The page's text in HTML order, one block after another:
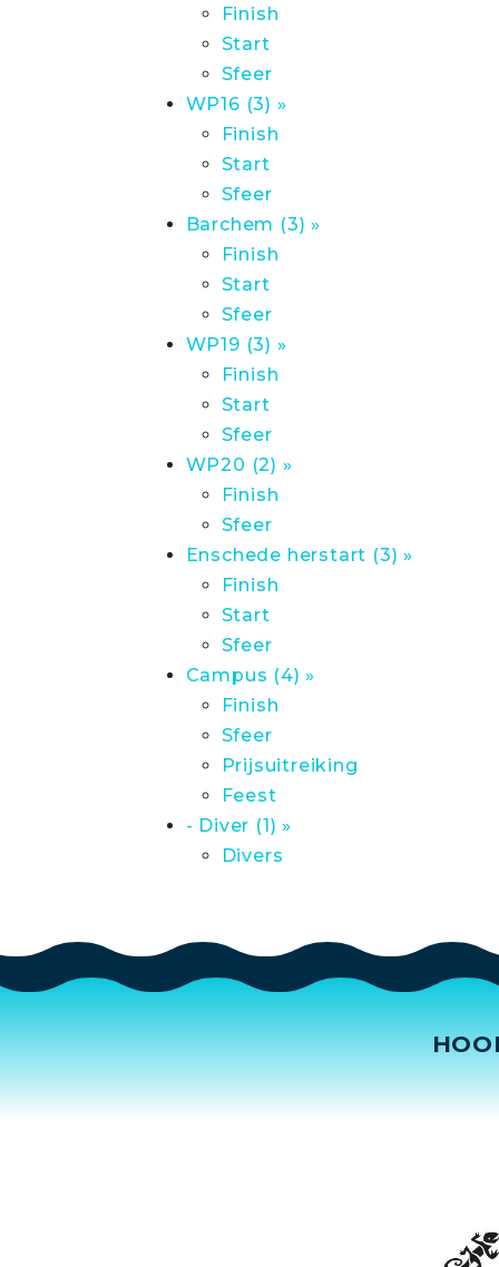
Finish
Start
Sfeer
WP16 (3) »
Finish
Start
Sfeer
Barchem (3) »
Finish
Start
Sfeer
WP19 (3) »
Finish
Start
Sfeer
WP20 (2) »
Finish
Sfeer
Enschede herstart (3) »
Finish
Start
Sfeer
Campus (4) »
Finish
Sfeer
Prijsuitreiking
Feest
- Diver (1) »
Divers